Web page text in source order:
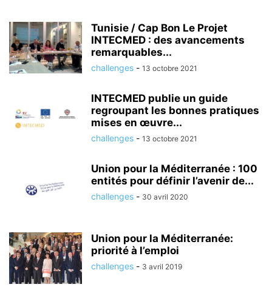
Tunisie / Cap Bon Le Projet
INTECMED : des avancements
remarquables...
challenges - 13 octobre 2021
INTECMED publie un guide
regroupant les bonnes pratiques
mises en œuvre...
challenges - 13 octobre 2021
Union pour la Méditerranée : 100
entités pour définir l’avenir de...
challenges - 30 avril 2020
Union pour la Méditerranée:
priorité à l’emploi
challenges - 3 avril 2019